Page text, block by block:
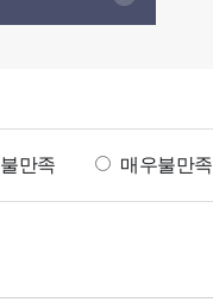
불만족 매우불만족